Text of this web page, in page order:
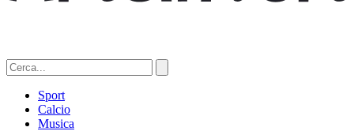
Sport
Calcio
Musica